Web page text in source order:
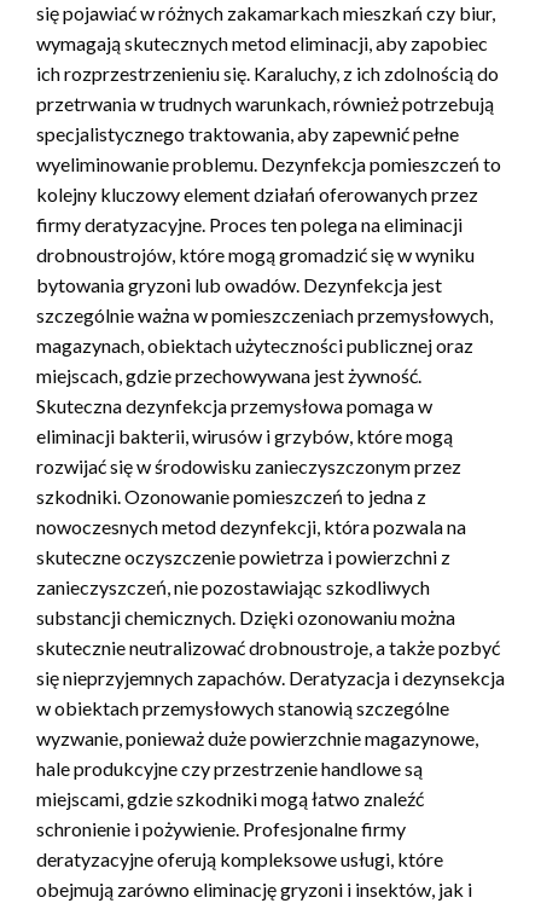
się pojawiać w różnych zakamarkach mieszkań czy biur,
wymagają skutecznych metod eliminacji, aby zapobiec
ich rozprzestrzenieniu się. Karaluchy, z ich zdolnością do
przetrwania w trudnych warunkach, również potrzebują
specjalistycznego traktowania, aby zapewnić pełne
wyeliminowanie problemu. Dezynfekcja pomieszczeń to
kolejny kluczowy element działań oferowanych przez
firmy deratyzacyjne. Proces ten polega na eliminacji
drobnoustrojów, które mogą gromadzić się w wyniku
bytowania gryzoni lub owadów. Dezynfekcja jest
szczególnie ważna w pomieszczeniach przemysłowych,
magazynach, obiektach użyteczności publicznej oraz
miejscach, gdzie przechowywana jest żywność.
Skuteczna dezynfekcja przemysłowa pomaga w
eliminacji bakterii, wirusów i grzybów, które mogą
rozwijać się w środowisku zanieczyszczonym przez
szkodniki. Ozonowanie pomieszczeń to jedna z
nowoczesnych metod dezynfekcji, która pozwala na
skuteczne oczyszczenie powietrza i powierzchni z
zanieczyszczeń, nie pozostawiając szkodliwych
substancji chemicznych. Dzięki ozonowaniu można
skutecznie neutralizować drobnoustroje, a także pozbyć
się nieprzyjemnych zapachów. Deratyzacja i dezynsekcja
w obiektach przemysłowych stanowią szczególne
wyzwanie, ponieważ duże powierzchnie magazynowe,
hale produkcyjne czy przestrzenie handlowe są
miejscami, gdzie szkodniki mogą łatwo znaleźć
schronienie i pożywienie. Profesjonalne firmy
deratyzacyjne oferują kompleksowe usługi, które
obejmują zarówno eliminację gryzoni i insektów, jak i